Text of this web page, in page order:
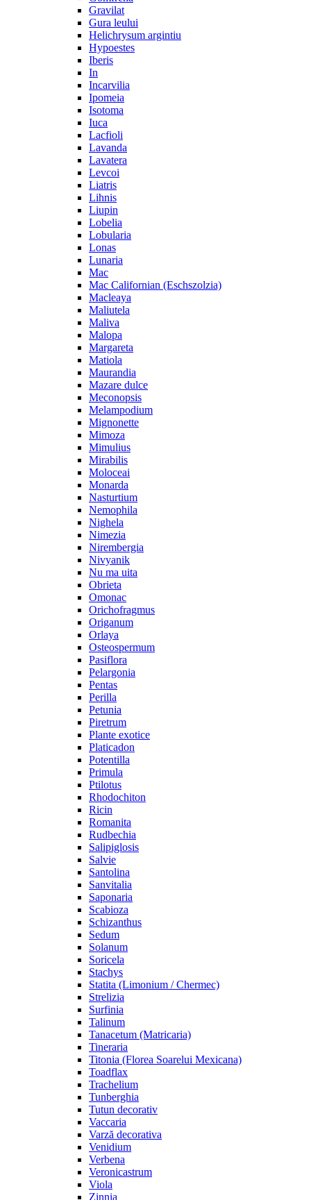
Gravilat
Gura leului
Helichrysum argintiu
Hypoestes
Iberis
In
Incarvilia
Ipomeia
Isotoma
Iuca
Lacfioli
Lavanda
Lavatera
Levcoi
Liatris
Lihnis
Liupin
Lobelia
Lobularia
Lonas
Lunaria
Mac
Mac Californian (Eschszolzia)
Macleaya
Maliutela
Maliva
Malopa
Margareta
Matiola
Maurandia
Mazare dulce
Meconopsis
Melampodium
Mignonette
Mimoza
Mimulius
Mirabilis
Moloceai
Monarda
Nasturtium
Nemophila
Nighela
Nimezia
Nirembergia
Nivyanik
Nu ma uita
Obrieta
Omonac
Orichofragmus
Origanum
Orlaya
Osteospermum
Pasiflora
Pelargonia
Pentas
Perilla
Petunia
Piretrum
Plante exotice
Platicadon
Potentilla
Primula
Ptilotus
Rhodochiton
Ricin
Romanita
Rudbechia
Salipiglosis
Salvie
Santolina
Sanvitalia
Saponaria
Scabioza
Schizanthus
Sedum
Solanum
Soricela
Stachys
Statita (Limonium / Chermec)
Strelizia
Surfinia
Talinum
Tanacetum (Matricaria)
Tineraria
Titonia (Florea Soarelui Mexicana)
Toadflax
Trachelium
Tunberghia
Tutun decorativ
Vaccaria
Varză decorativa
Venidium
Verbena
Veronicastrum
Viola
Zinnia